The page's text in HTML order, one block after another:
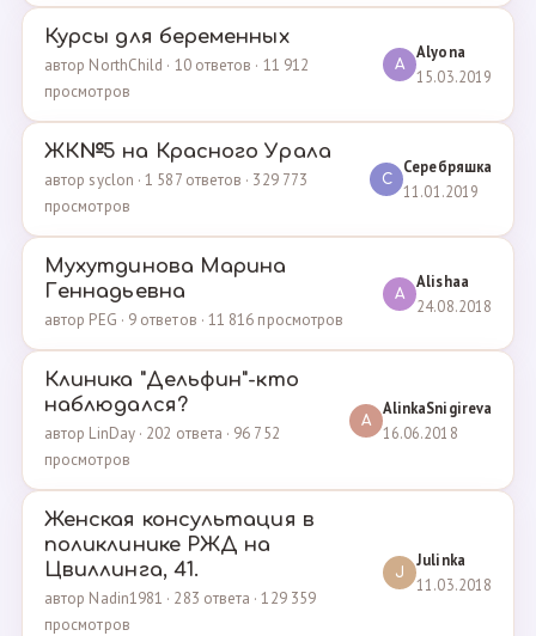
Курсы для беременных
автор NorthChild · 10 ответов · 11 912
просмотров
A
Alyona
15.03.2019
ЖК№5 на Красного Урала
автор syclon · 1 587 ответов · 329 773
просмотров
С
Серебряшка
11.01.2019
Мухутдинова Марина
Геннадьевна
автор PEG · 9 ответов · 11 816 просмотров
A
Alishaa
24.08.2018
Клиника "Дельфин"-кто
наблюдался?
автор LinDay · 202 ответа · 96 752
просмотров
A
AlinkaSnigireva
16.06.2018
Женская консультация в
поликлинике РЖД на
Цвиллинга, 41.
автор Nadin1981 · 283 ответа · 129 359
просмотров
J
Julinka
11.03.2018